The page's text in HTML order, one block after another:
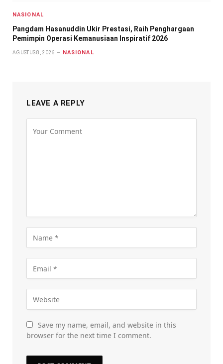
NASIONAL
Pangdam Hasanuddin Ukir Prestasi, Raih Penghargaan
Pemimpin Operasi Kemanusiaan Inspiratif 2026
AGUSTUS 8, 2026 NASIONAL
LEAVE A REPLY
Save my name, email, and website in this
browser for the next time I comment.